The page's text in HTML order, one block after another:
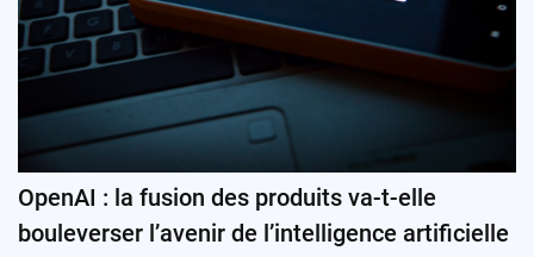
OpenAI : la fusion des produits va-t-elle
bouleverser l’avenir de l’intelligence artificielle